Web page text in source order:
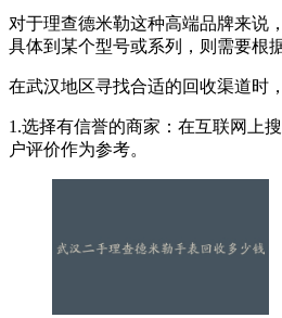
对于理查德米勒这种高端品牌来说
具体到某个型号或系列，则需要根
在武汉地区寻找合适的回收渠道时
1.选择有信誉的商家：在互联网上
户评价作为参考。